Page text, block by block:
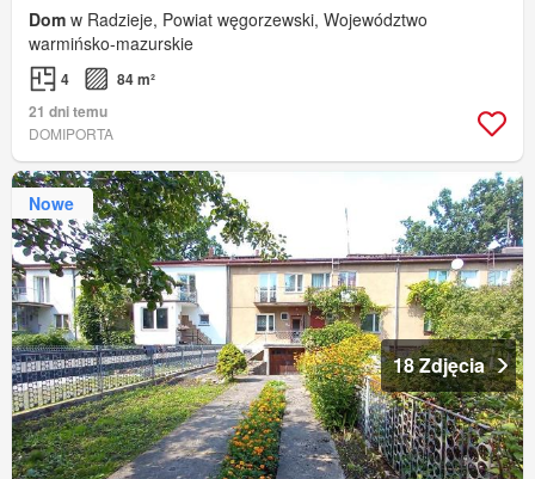
Dom w Radzieje, Powiat węgorzewski, Województwo
warmińsko-mazurskie
4
84 m²
21 dni temu
DOMIPORTA
Nowe
18 Zdjęcia